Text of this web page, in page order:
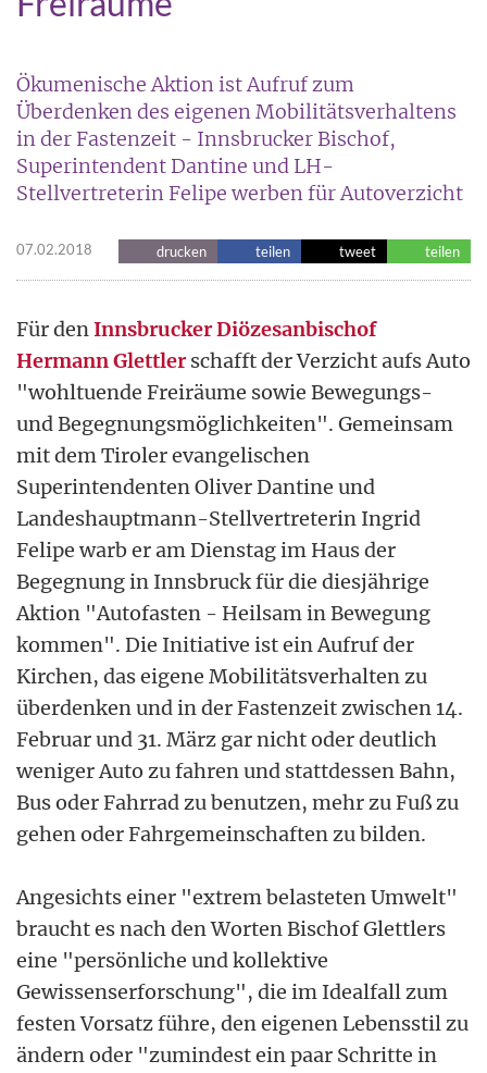
Ökumenische Aktion ist Aufruf zum
Überdenken des eigenen Mobilitätsverhaltens
in der Fastenzeit - Innsbrucker Bischof,
Superintendent Dantine und LH-
Stellvertreterin Felipe werben für Autoverzicht
07.02.2018 drucken teilen tweet teilen
Für denInnsbrucker Diözesanbischof
Hermann Glettlerschafft der Verzicht aufs Auto
"wohltuende Freiräume sowie Bewegungs-
und Begegnungsmöglichkeiten". Gemeinsam
mit dem Tiroler evangelischen
Superintendenten Oliver Dantine und
Landeshauptmann-Stellvertreterin Ingrid
Felipe warb er am Dienstag im Haus der
Begegnung in Innsbruck für die diesjährige
Aktion "Autofasten - Heilsam in Bewegung
kommen". Die Initiative ist ein Aufruf der
Kirchen, das eigene Mobilitätsverhalten zu
überdenken und in der Fastenzeit zwischen 14.
Februar und 31. März gar nicht oder deutlich
weniger Auto zu fahren und stattdessen Bahn,
Bus oder Fahrrad zu benutzen, mehr zu Fuß zu
gehen oder Fahrgemeinschaften zu bilden.
Angesichts einer "extrem belasteten Umwelt"
braucht es nach den Worten Bischof Glettlers
eine "persönliche und kollektive
Gewissenserforschung", die im Idealfall zum
festen Vorsatz führe, den eigenen Lebensstil zu
ändern oder "zumindest ein paar Schritte in